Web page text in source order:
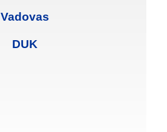
Vadovas
DUK